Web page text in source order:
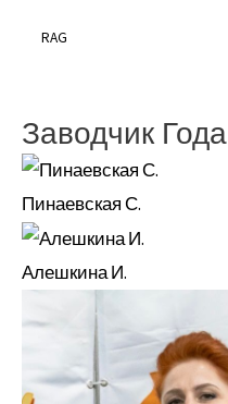
RAG
Заводчик Года
Пинаевская С.
Алешкина И.